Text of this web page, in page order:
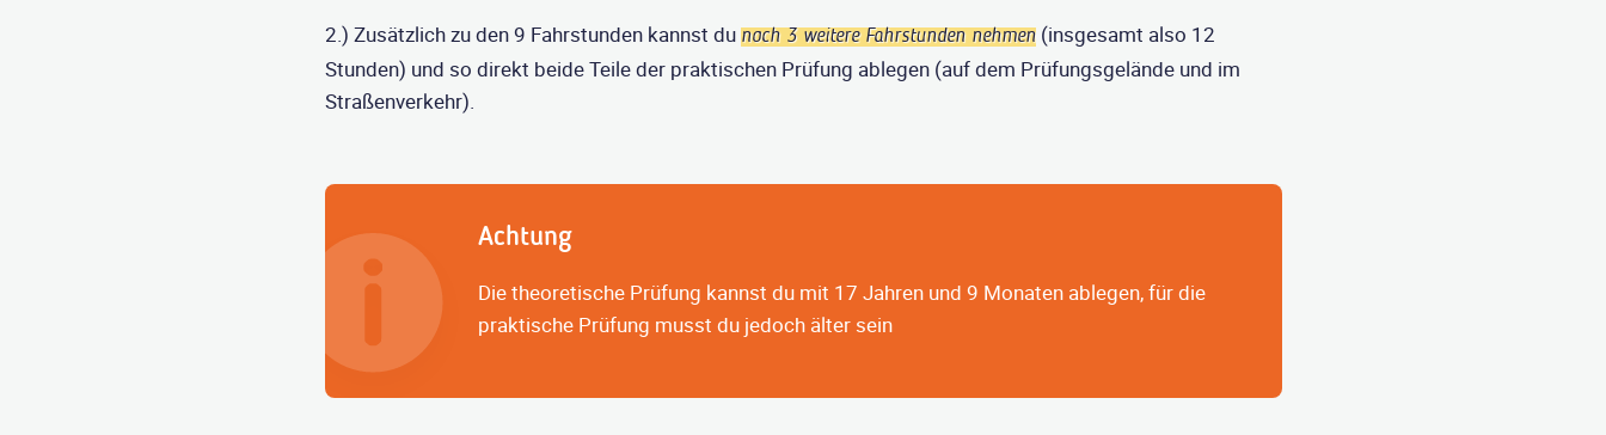
2.) Zusätzlich zu den 9 Fahrstunden kannst du noch 3 weitere Fahrstunden nehmen(insgesamt also 12
Stunden) und so direkt beide Teile der praktischen Prüfung ablegen (auf dem Prüfungsgelände und im
Straßenverkehr).
Achtung
Die theoretische Prüfung kannst du mit 17 Jahren und 9 Monaten ablegen, für die
praktische Prüfung musst du jedoch älter sein